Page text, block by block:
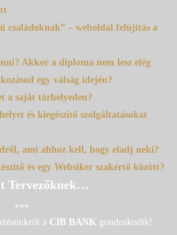
családoknak” – weboldal felújítás a
Akkor a diploma nem lesz elég
egy válság idején?
a saját tárhelyeden?
és kiegészítő szolgáltatásokat
ami ahhoz kell, hogy eladj neki?
és egy Websiker szakértő között?
Tervezőknek…
***
a CIB BANK gondoskodik!